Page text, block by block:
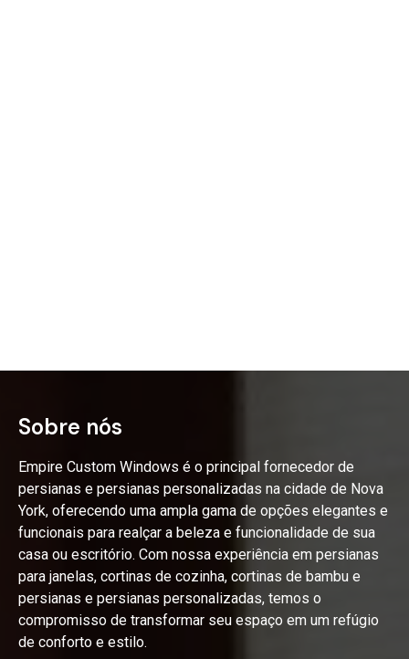
Sobre nós
Empire Custom Windows é o principal fornecedor de
persianas e persianas personalizadas na cidade de Nova
York, oferecendo uma ampla gama de opções elegantes e
funcionais para realçar a beleza e funcionalidade de sua
casa ou escritório. Com nossa experiência em persianas
para janelas, cortinas de cozinha, cortinas de bambu e
persianas e persianas personalizadas, temos o
compromisso de transformar seu espaço em um refúgio
de conforto e estilo.